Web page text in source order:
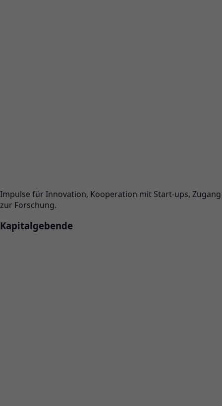
Impulse für Innovation, Kooperation mit Start-ups, Zugang
zur Forschung.
Kapitalgebende